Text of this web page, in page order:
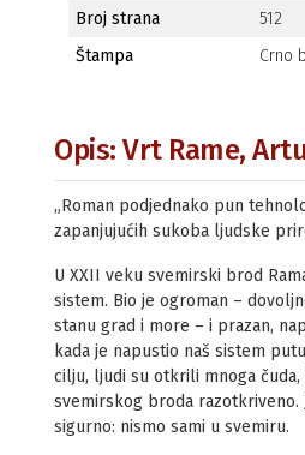
Broj strana
512
Štampa
Crno
Opis: Vrt Rame,
„Roman podjednako pun
zapanjujućih sukoba ljudske
U XXII veku svemirski brod
sistem. Bio je ogroman –
stanu grad i more – i prazan,
kada je napustio naš sistem
cilju, ljudi su otkrili mnoga čuda,
svemirskog broda razotkriveno.
sigurno: nismo sami u svemiru.